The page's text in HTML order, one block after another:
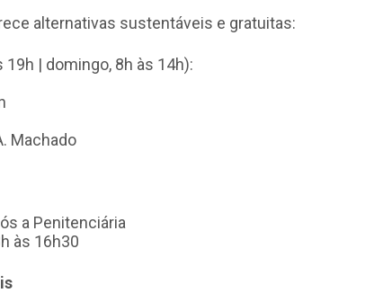
alternativas sustentáveis e gratuitas:
19h | domingo, 8h às 14h):
Machado
a Penitenciária
às 16h30